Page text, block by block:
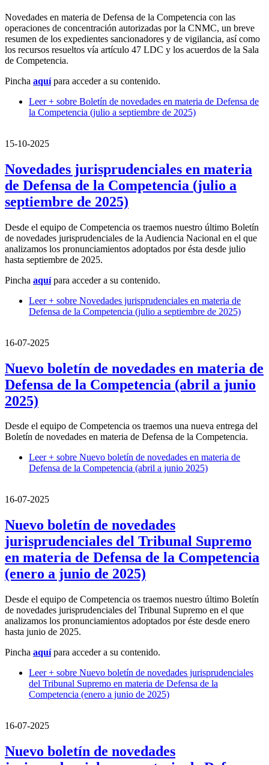
Novedades en materia de Defensa de la Competencia con las
operaciones de concentración autorizadas por la CNMC, un breve
resumen de los expedientes sancionadores y de vigilancia, así como
los recursos resueltos vía artículo 47 LDC y los acuerdos de la Sala
de Competencia.
Pincha aquípara acceder a su contenido.
Leer + sobre Boletín de novedades en materia de Defensa de
la Competencia (julio a septiembre de 2025)
15-10-2025
Novedades jurisprudenciales en materia
de Defensa de la Competencia (julio a
septiembre de 2025)
Desde el equipo de Competencia os traemos nuestro último Boletín
de novedades jurisprudenciales de la Audiencia Nacional en el que
analizamos los pronunciamientos adoptados por ésta desde julio
hasta septiembre de 2025.
Pincha aquí para acceder a su contenido.
Leer + sobre Novedades jurisprudenciales en materia de
Defensa de la Competencia (julio a septiembre de 2025)
16-07-2025
Nuevo boletín de novedades en materia de
Defensa de la Competencia (abril a junio
2025)
Desde el equipo de Competencia os traemos una nueva entrega del
Boletín de novedades en materia de Defensa de la Competencia.
Leer + sobre Nuevo boletín de novedades en materia de
Defensa de la Competencia (abril a junio 2025)
16-07-2025
Nuevo boletín de novedades
jurisprudenciales del Tribunal Supremo
en materia de Defensa de la Competencia
(enero a junio de 2025)
Desde el equipo de Competencia os traemos nuestro último Boletín
de novedades jurisprudenciales del Tribunal Supremo en el que
analizamos los pronunciamientos adoptados por éste desde enero
hasta junio de 2025.
Pincha aquípara acceder a su contenido.
Leer + sobre Nuevo boletín de novedades jurisprudenciales
del Tribunal Supremo en materia de Defensa de la
Competencia (enero a junio de 2025)
16-07-2025
Nuevo boletín de novedades